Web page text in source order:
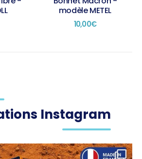
modèle METEL
10,00€
Instagram